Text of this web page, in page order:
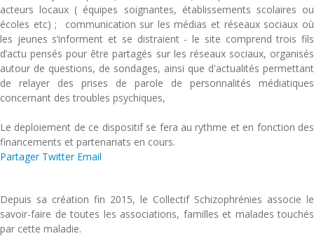
acteurs locaux ( équipes soignantes, établissements scolaires ou
écoles etc) ; communication sur les médias et réseaux sociaux où
les jeunes s’informent et se distraient - le site comprend trois fils
d’actu pensés pour être partagés sur les réseaux sociaux, organisés
autour de questions, de sondages, ainsi que d'actualités permettant
de relayer des prises de parole de personnalités médiatiques
concernant des troubles psychiques,
Le deploiement de ce dispositif se fera au rythme et en fonction des
financements et partenariats en cours.
Partager Twitter Email
Depuis sa création fin 2015, le Collectif Schizophrénies associe le
savoir-faire de toutes les associations, familles et malades touchés
par cette maladie.